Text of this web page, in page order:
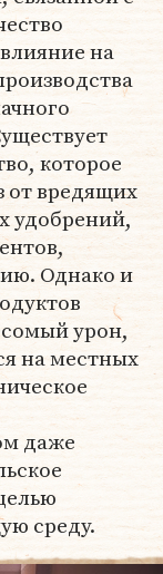
на
которое
от вредящих
удобрений,
Однако и
урон,
на местных
даже
среду.